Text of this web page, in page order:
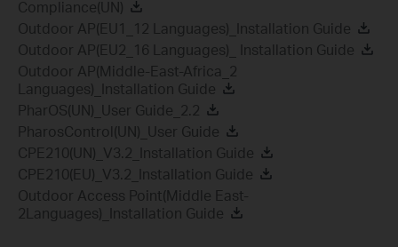
Compliance(UN)
Outdoor AP(EU1_12 Languages)_Installation Guide
Outdoor AP(EU2_16 Languages)_ Installation Guide
Outdoor AP(Middle-East-Africa_2
Languages)_Installation Guide
PharOS(UN)_User Guide_2.2
PharosControl(UN)_User Guide
CPE210(UN)_V3.2_Installation Guide
CPE210(EU)_V3.2_Installation Guide
Outdoor Access Point(Middle East-
2Languages)_Installation Guide